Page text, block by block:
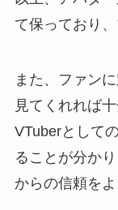
て保っており
また、ファン
見てくれれば
VTuberとして
ることが分か
からの信頼を